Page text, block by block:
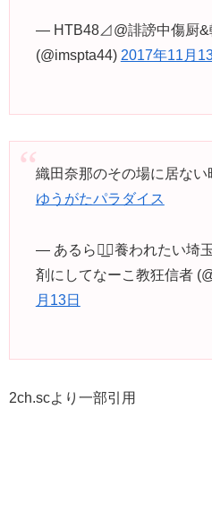
— HTB48⊿@誹謗中傷厨&
(@imspta44) 2017年11月
織田奈那のその場に居な
ゆうがたパラダイス
— あるら◢͟￨養われたい埼
剤にしてなーこ教狂信者
月13日
2ch.scより一部引用